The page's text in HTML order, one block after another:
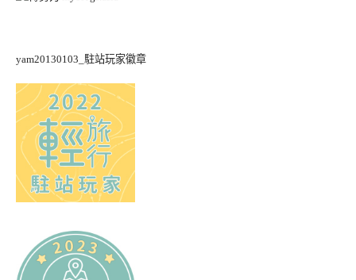
yam20130103_駐站玩家徽章